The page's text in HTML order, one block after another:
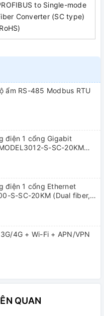
to Single-mode
Converter (SC type)
ẩm RS-485 Modbus RTU
điện 1 cổng Gigabit
S-SC-20KM
điện 1 cổng Ethernet
S-SC-20KM (Dual fiber,
4G + Wi-Fi + APN/VPN
QUAN